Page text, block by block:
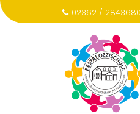
Skip
02362 /